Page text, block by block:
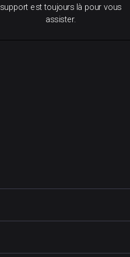
support est toujours là pour vous
assister.